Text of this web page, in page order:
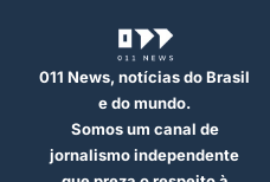
011 News, notícias do Brasil
e do mundo.
Somos um canal de
jornalismo independente